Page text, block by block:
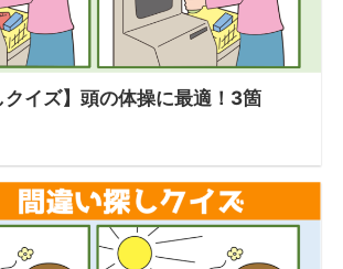
クイズ】頭の体操に最適！3箇